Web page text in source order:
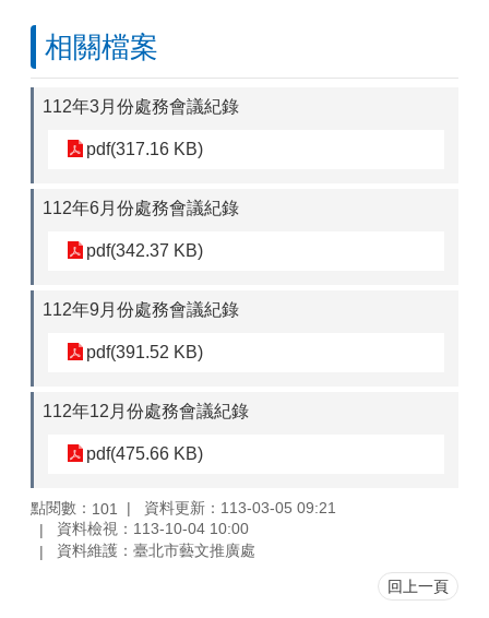
相關檔案
112年3月份處務會議紀錄
pdf(317.16 KB)
112年6月份處務會議紀錄
pdf(342.37 KB)
112年9月份處務會議紀錄
pdf(391.52 KB)
112年12月份處務會議紀錄
pdf(475.66 KB)
點閱數： 101
資料更新：113-03-05 09:21
資料檢視：113-10-04 10:00
資料維護：臺北市藝文推廣處
回上一頁